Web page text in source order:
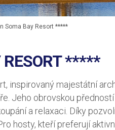
Soma Bay Resort *****
RESORT *****
inspirovaný majestátní
Jeho obrovskou
a relaxaci. Díky
hosty, kteří preferují